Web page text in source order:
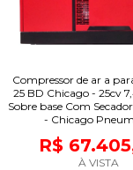
Compressor de ar a
25 BD Chicago - 25cv
Sobre base Com
- Chicago
R$
À VISTA